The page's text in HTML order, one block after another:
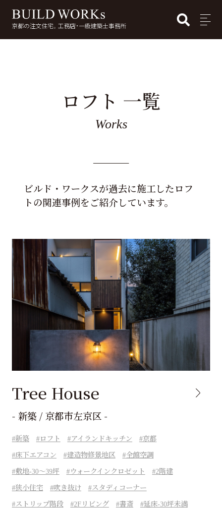
京都の注文住宅。工務店・一級建築士事務所 MENU
ロフト 一覧
Works
ビルド・ワークスが過去に施工したロフ
トの関連事例をご紹介しています。
Tree House
- 新築 / 京都市左京区 -
新築 ロフト アイランドキッチン 京都
床下エアコン 建造物修景地区 全館空調
敷地-30～39坪 ウォークインクロゼット 2階建
狭小住宅 吹き抜け スタディコーナー
ストリップ階段 2Fリビング 書斎 延床-30坪未満